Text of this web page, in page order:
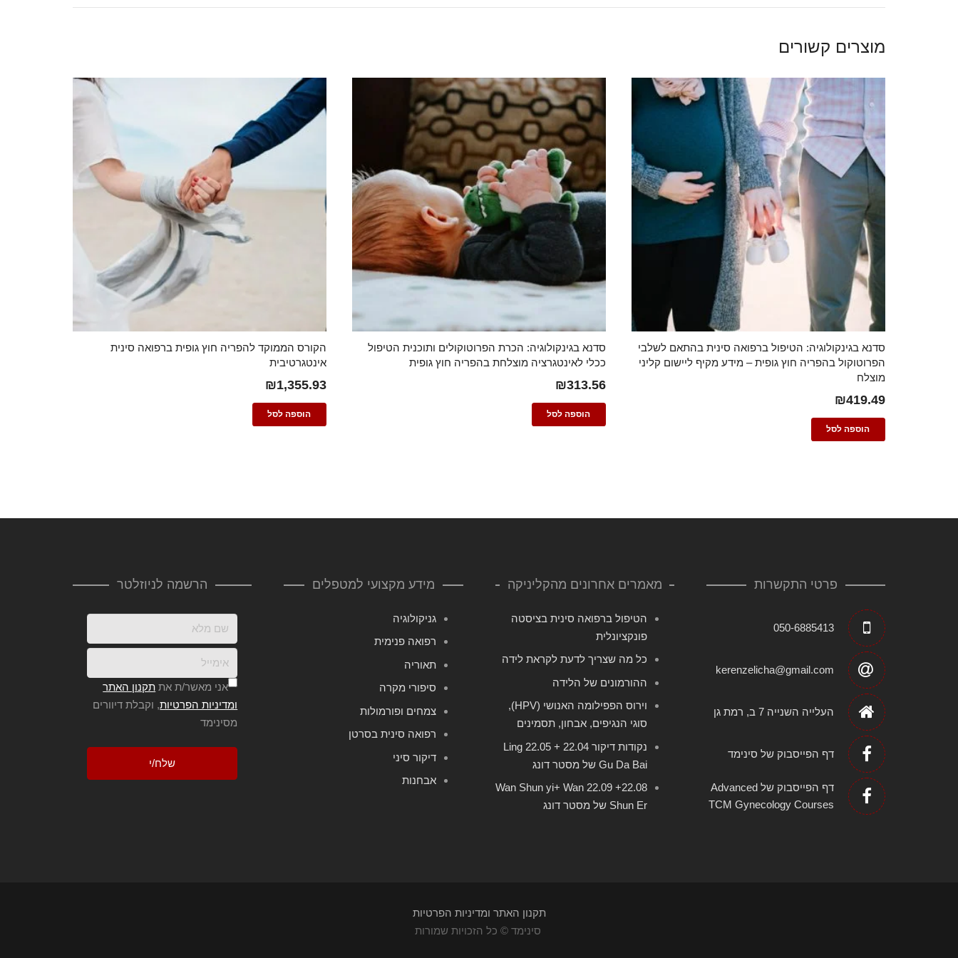
מוצרים קשורים
סדנא בגינקולוגיה: הטיפול ברפואה סינית בהתאם לשלבי
הפרוטוקול בהפריה חוץ גופית – מידע מקיף ליישום קליני
מוצלח
₪419.49
הוספה לסל
סדנא בגינקולוגיה: הכרת הפרוטוקולים ותוכנית הטיפול
ככלי לאינטגרציה מוצלחת בהפריה חוץ גופית
₪313.56
הוספה לסל
הקורס הממוקד להפריה חוץ גופית ברפואה סינית
אינטגרטיבית
₪1,355.93
הוספה לסל
פרטי התקשרות
050-6885413
kerenzelicha@gmail.com
העלייה השנייה 7 ב, רמת גן
דף הפייסבוק של סינימד
דף הפייסבוק של Advanced
TCM Gynecology Courses
מאמרים אחרונים מהקליניקה
הטיפול ברפואה סינית בציסטה
פונקציונלית
כל מה שצריך לדעת לקראת לידה
ההורמונים של הלידה
וירוס הפפילומה האנושי (HPV),
סוגי הנגיפים, אבחון, תסמינים
נקודות דיקור 22.04 + 22.05 Ling
Gu Da Bai של מסטר דונג
22.08+ 22.09 Wan Shun yi+ Wan
Shun Er של מסטר דונג
מידע מקצועי למטפלים
גניקולוגיה
רפואה פנימית
תאוריה
סיפורי מקרה
צמחים ופורמולות
רפואה סינית בסרטן
דיקור סיני
אבחנות
הרשמה לניוזלטר
אני מאשר/ת את תקנון האתר
ומדיניות הפרטיות, וקבלת דיוורים
מסינימד
תקנון האתר ומדיניות הפרטיות
סינימד © כל הזכויות שמורות